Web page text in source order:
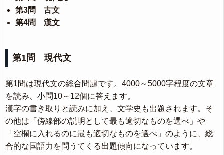
第3問 古文
第4問 漢文
第1問 現代文
第1問は現代文の総合問題です。4000～5000字程度の文章
を読み、小問10～12個に答えます。
漢字の書き取りと読みに加え、文学史も出題されます。そ
の他は「傍線部の説明として最も適切なものを選べ」や
「空欄に入れるのに最も適切なものを選べ」のように、総
合的な国語力を問うてくる出題傾向になっています。